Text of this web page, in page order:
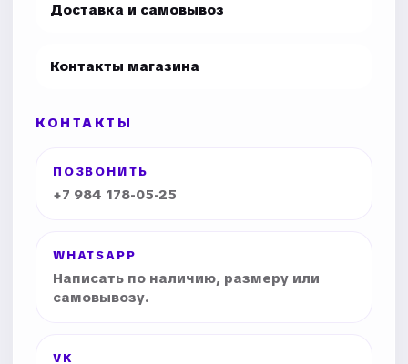
Доставка и самовывоз
Контакты магазина
КОНТАКТЫ
ПОЗВОНИТЬ
+7 984 178-05-25
WHATSAPP
Написать по наличию, размеру или
самовывозу.
VK